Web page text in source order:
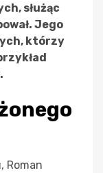
służąc
Jego
którzy
Roman